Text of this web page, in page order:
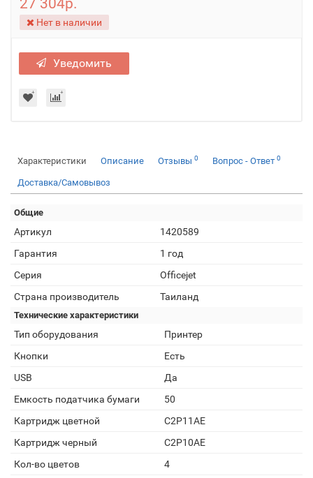
27 304р.
Нет в наличии
Уведомить
Характеристики Описание Отзывы 0 Вопрос - Ответ 0
Доставка/Самовывоз
Общие
Артикул
1420589
Гарантия
1 год
Серия
Officejet
Страна производитель
Таиланд
Технические характеристики
Тип оборудования
Принтер
Кнопки
Есть
USB
Да
Емкость податчика бумаги
50
Картридж цветной
C2P11AE
Картридж черный
C2P10AE
Кол-во цветов
4